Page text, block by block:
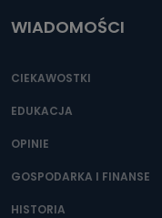
WIADOMOŚCI
CIEKAWOSTKI
EDUKACJA
OPINIE
GOSPODARKA I FINANSE
HISTORIA